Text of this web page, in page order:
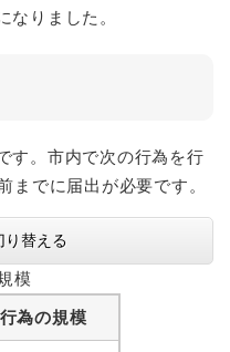
なりました。
す。市内で次の行為を行
までに届出が必要です。
り替える
行為の規模
模